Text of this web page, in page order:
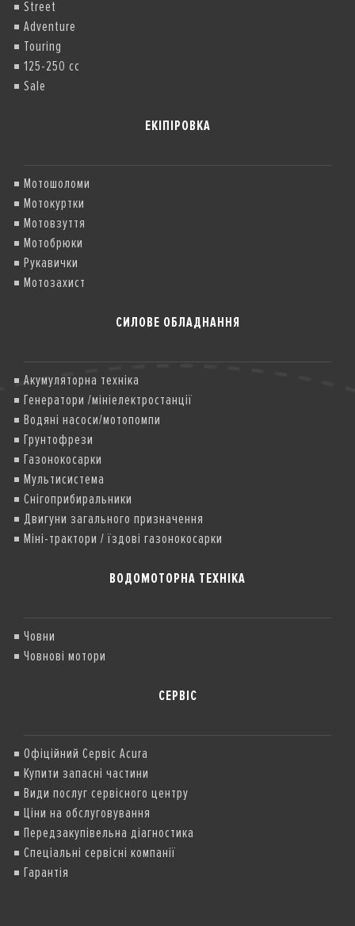
Street
Adventure
Touring
125-250 cc
Sale
ЕКІПІРОВКА
Мотошоломи
Мотокуртки
Мотовзуття
Мотобрюки
Рукавички
Мотозахист
СИЛОВЕ ОБЛАДНАННЯ
Акумуляторна техніка
Генератори /мініелектростанції
Водяні насоси/мотопомпи
Грунтофрези
Газонокосарки
Мультисистема
Снігоприбиральники
Двигуни загального призначення
Міні-трактори / їздові газонокосарки
ВОДОМОТОРНА ТЕХНІКА
Човни
Човнові мотори
СЕРВІС
Офіційний Сервіс Acura
Купити запасні частини
Види послуг сервісного центру
Ціни на обслуговування
Передзакупівельна діагностика
Спеціальні сервісні компанії
Гарантія